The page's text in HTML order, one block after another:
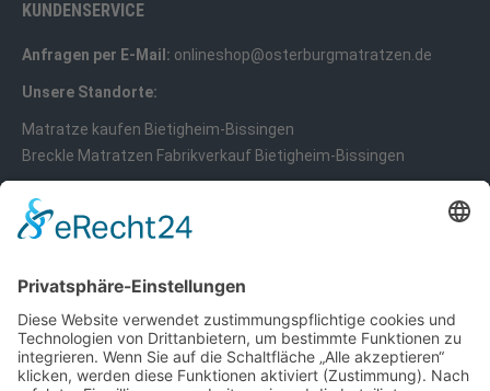
KUNDENSERVICE
Anfragen per E-Mail: onlineshop@osterburgmatratzen.de
Unsere Standorte:
Matratze kaufen Bietigheim-Bissingen
Breckle Matratzen Fabrikverkauf Bietigheim-Bissingen